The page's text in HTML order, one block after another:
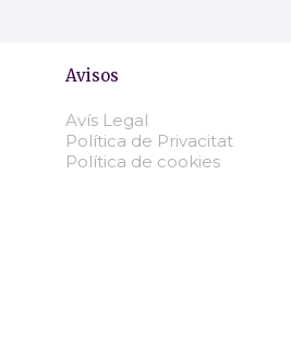
Avisos
Avís Legal
Política de Privacitat
Política de cookies